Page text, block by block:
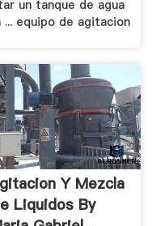
un tanque de agua
... equipo de agitacion
Y Mezcla
Liquidos By